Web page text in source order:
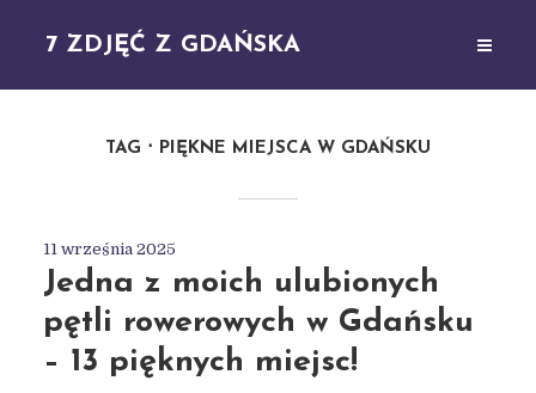
7 ZDJĘĆ Z GDAŃSKA
TAG PIĘKNE MIEJSCA W GDAŃSKU
11 września 2025
Jedna z moich ulubionych
pętli rowerowych w Gdańsku
– 13 pięknych miejsc!